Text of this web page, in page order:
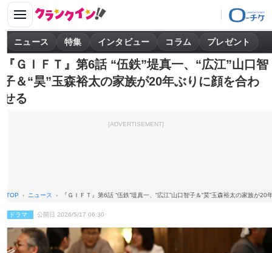
ニュース 特集 インタビュー コラム プレゼント
『ＧＩＦＴ』第6話 “伍鉄”堤真一、“広江”山口智
子＆“昊”玉森裕太の家族が20年ぶりに顔を合わ
せる
[ADVERTISEMENT]
TOP ニュース 『ＧＩＦＴ』第6話 “伍鉄”堤真一、“広江”山口智子＆“昊”玉森裕太の家族が20
ドラマ 公開日 2026/5/17 06:30